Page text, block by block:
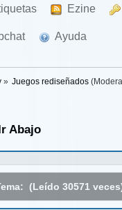
Ezine
Ayuda
» Juegos rediseñados
Ir Abajo
(Leído 30571